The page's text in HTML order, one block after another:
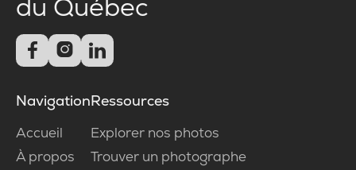
du Québec
  
Navigation
Accueil
À propos
Ressources
Explorer nos photos
Trouver un photographe